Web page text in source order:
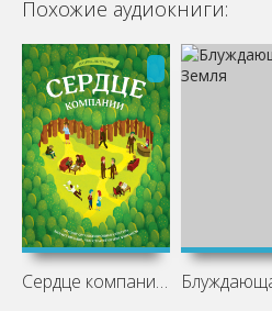
Похожие аудиокниги:
Сердце компании. Почему организационная